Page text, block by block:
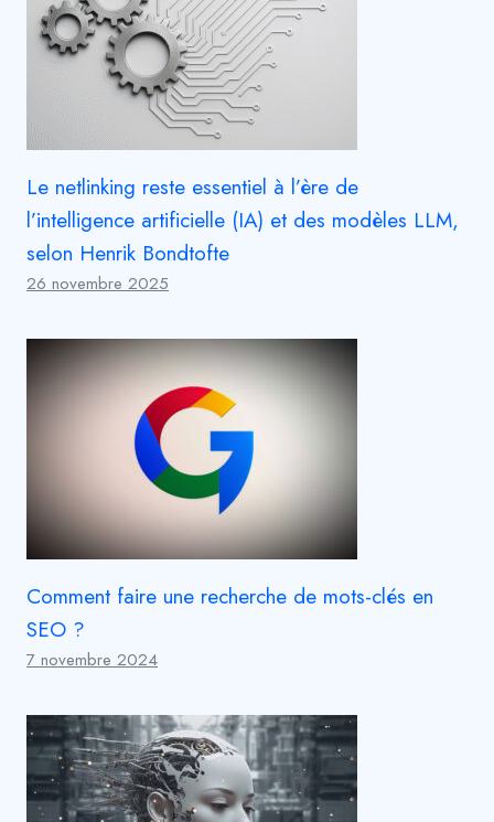
Le netlinking reste essentiel à l’ère de
l’intelligence artificielle (IA) et des modèles LLM,
selon Henrik Bondtofte
26 novembre 2025
Comment faire une recherche de mots-clés en
SEO ?
7 novembre 2024